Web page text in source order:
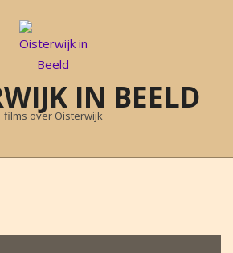
IN BEELD
films over Oisterwijk